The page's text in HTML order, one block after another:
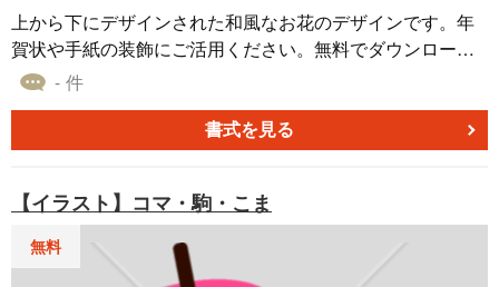
上から下にデザインされた和風なお花のデザインです。年
賀状や手紙の装飾にご活用ください。無料でダウンロード
でき、画像ファイルになっているためWordなどに貼り付け
- 件
書式を見る
【イラスト】コマ・駒・こま
無料